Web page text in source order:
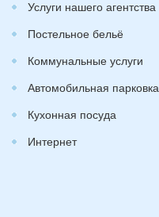
Услуги нашего агентства
Постельное бельё
Коммунальные услуги
Автомобильная парковка
Кухонная посуда
Интернет